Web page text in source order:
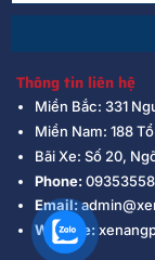
Thông tin liên hệ
Miền Bắc: 331
Miền Nam: 188
Bãi Xe: Số 20,
Phone:
Email:
Website: